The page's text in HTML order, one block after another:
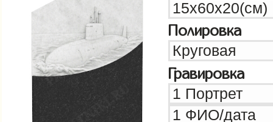
Полировка
Гравировка